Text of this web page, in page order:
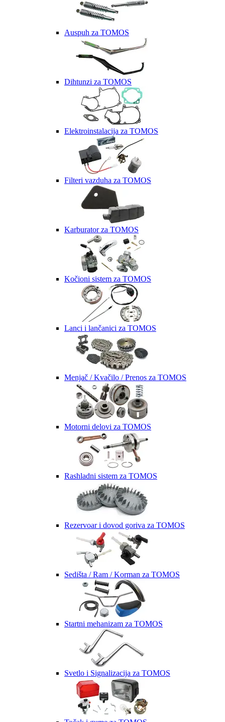
Auspuh za TOMOS
Dihtunzi za TOMOS
Elektroinstalacija za TOMOS
Filteri vazduha za TOMOS
Karburator za TOMOS
Kočioni sistem za TOMOS
Lanci i lančanici za TOMOS
Menjač / Kvačilo / Prenos za TOMOS
Motorni delovi za TOMOS
Rashladni sistem za TOMOS
Rezervoar i dovod goriva za TOMOS
Sedišta / Ram / Korman za TOMOS
Startni mehanizam za TOMOS
Svetlo i Signalizacija za TOMOS